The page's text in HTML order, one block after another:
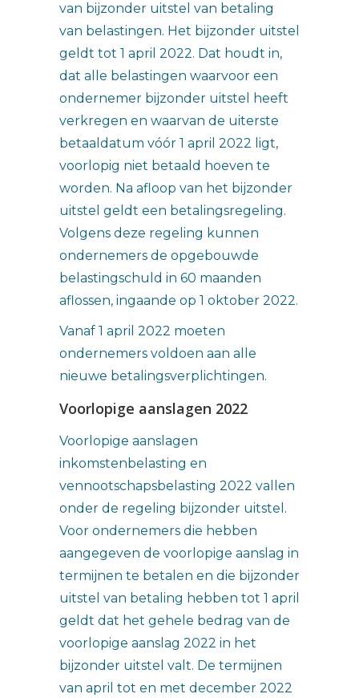
van bijzonder uitstel van betaling
van belastingen. Het bijzonder uitstel
geldt tot 1 april 2022. Dat houdt in,
dat alle belastingen waarvoor een
ondernemer bijzonder uitstel heeft
verkregen en waarvan de uiterste
betaaldatum vóór 1 april 2022 ligt,
voorlopig niet betaald hoeven te
worden. Na afloop van het bijzonder
uitstel geldt een betalingsregeling.
Volgens deze regeling kunnen
ondernemers de opgebouwde
belastingschuld in 60 maanden
aflossen, ingaande op 1 oktober 2022.
Vanaf 1 april 2022 moeten
ondernemers voldoen aan alle
nieuwe betalingsverplichtingen.
Voorlopige aanslagen 2022
Voorlopige aanslagen
inkomstenbelasting en
vennootschapsbelasting 2022 vallen
onder de regeling bijzonder uitstel.
Voor ondernemers die hebben
aangegeven de voorlopige aanslag in
termijnen te betalen en die bijzonder
uitstel van betaling hebben tot 1 april
geldt dat het gehele bedrag van de
voorlopige aanslag 2022 in het
bijzonder uitstel valt. De termijnen
van april tot en met december 2022